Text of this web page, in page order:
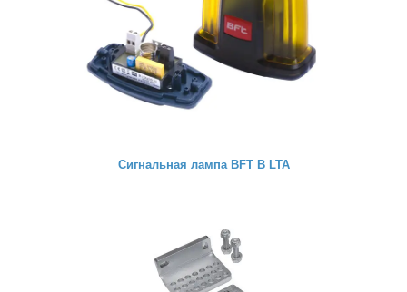
Сигнальная лампа BFT B LTA